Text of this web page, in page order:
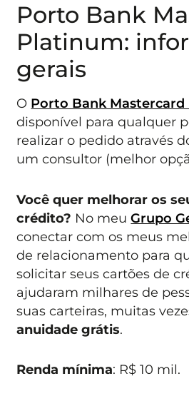
Porto Bank
Platinum:
gerais
O Porto Bank
disponível para qualquer
realizar o pedido através
um consultor (melhor
Você quer melhorar os
crédito? No meuGrupo
conectar com os meus
de relacionamento para
solicitar seus cartões de
ajudaram milhares de
suas carteiras, muitas
anuidade grátis.
Renda mínima: R$ 10 mil.